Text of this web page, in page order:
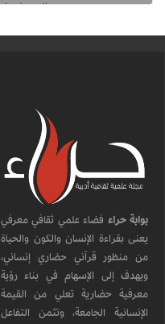
بوابة حراء فضاء علمي ثقافي معرفي
يعنى بقراءة الإنسان والكون والحياة
من منظور قرآني حضاري إنساني،
ويهدف إلى الإسهام في بناء رؤية
معرفية حضارية تعلي من القيمة
الإنسانية الجامعة، وتثمن التفاعل